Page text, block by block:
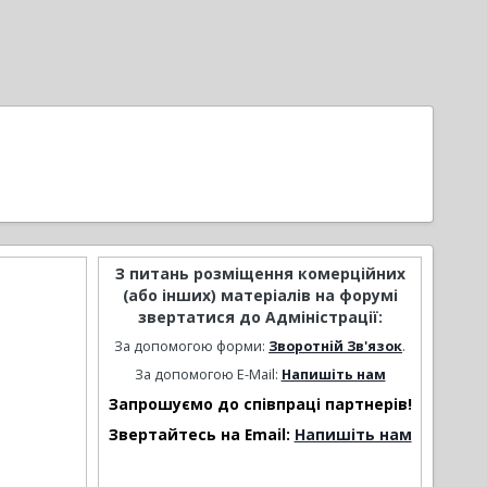
З питань розміщення комерційних
(або інших) матеріалів на форумі
звертатися до Адміністрації:
За допомогою форми: Зворотній Зв'язок.
За допомогою E-Mail: Напишіть нам
Запрошуємо до співпраці партнерів!
Звертайтесь на Email: Напишіть нам